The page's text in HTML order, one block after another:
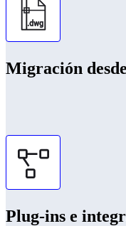
Migración
Plug-ins e